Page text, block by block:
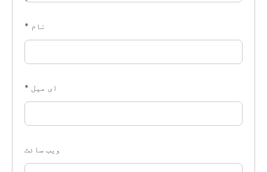
نام *
ای میل *
ویب‌ سائٹ